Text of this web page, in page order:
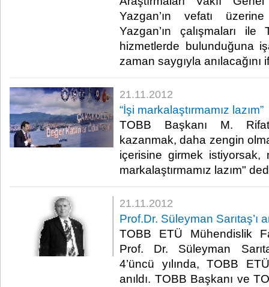
Yazgan’ın vefatı
Yazgan’ın çalışmaları ile
hizmetlerde bulunduğuna
zaman saygıyla anılacağını
21.11.2012
​“İşi markalaştırmamız lazım”
​TOBB Başkanı M. Rifat
kazanmak, daha zengin
içerisine girmek istiyorsak,
markalaştırmamız lazım"
21.11.2012
Prof.Dr. Süleyman Sarıtaş’ı
TOBB ETÜ Mühendislik
Prof. Dr. Süleyman
4’üncü yılında, TOBB
anıldı. TOBB Başkanı ve